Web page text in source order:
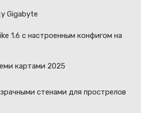
Gigabyte
1.6 с настроенным конфигом на
картами 2025
стенами для прострелов